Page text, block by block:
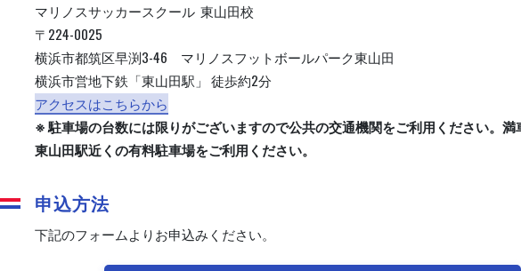
マリノスサッカースクール 東山田校
〒224-0025
横浜市都筑区早渕3-46 マリノスフットボールパーク東山田
横浜市営地下鉄「東山田駅」 徒歩約2分
アクセスはこちらから
※ 駐車場の台数には限りがございますので公共の交通機関をご利用ください。満
東山田駅近くの有料駐車場をご利用ください。
申込方法
下記のフォームよりお申込みください。